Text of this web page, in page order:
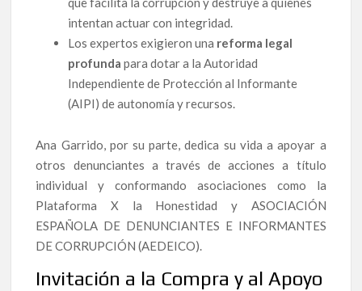
intentan actuar con integridad.
Los expertos exigieron una reforma legal
profunda para dotar a la Autoridad
Independiente de Protección al Informante
(AIPI) de autonomía y recursos.
Ana Garrido, por su parte, dedica su vida a apoyar a
otros denunciantes a través de acciones a título
individual y conformando asociaciones como la
Plataforma X la Honestidad y ASOCIACIÓN
ESPAÑOLA DE DENUNCIANTES E INFORMANTES
DE CORRUPCIÓN (AEDEICO).
Invitación a la Compra y al Apoyo